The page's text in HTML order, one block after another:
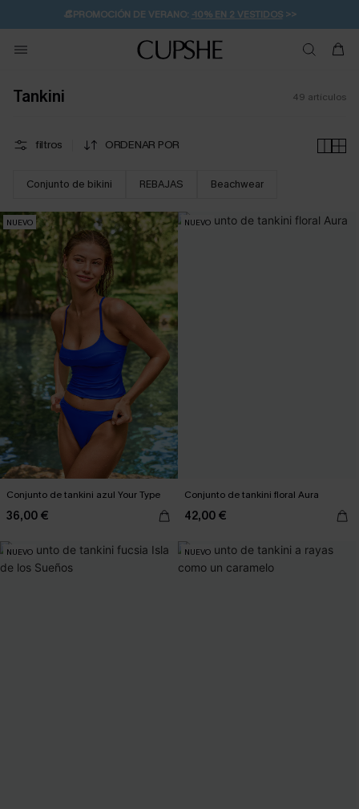
👒PROMOCIÓN DE VERANO: -10% EN 2 VESTIDOS>>
💌¡SUSCRIBIRSE & GANAR -10% EXTRA!
🚚ENVÍO GRATUITO A PARTIR DE 49 € >>
Tankini 49 artículos
filtros ORDENAR POR
Conjunto de bikini REBAJAS Beachwear
NUEVO
Conjunto de tankini azul Your Type
36,00 €
NUEVO
Conjunto de tankini floral Aura
42,00 €
NUEVO NUEVO